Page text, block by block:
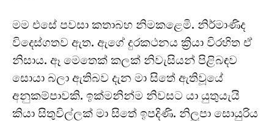
මම එසේ පවසා කතාබහ නිමකළෙමි. නිර්මාණිද
විදෙස්ගතව ඇත. ඇගේ දුරකථනය ක්‍රියා විරහිත ඒ
නිසාය. ඈ මෙතෙක් කලක් නිවැසියන් පිළිබඳව
සොයා බලා ඇතිබව දැන මා සිතේ ඇතිවූයේ
අනුකම්පාවකි. ඉක්මනින්ම නිවසට යා යුතුයැයි
කියා සිතුවිල්ලක් මා සිතේ ඉපදිණි. නිලූපා සොයුරිය